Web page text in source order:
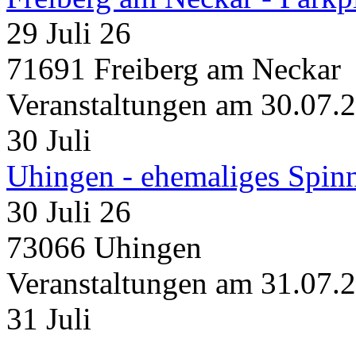
29 Juli 26
71691 Freiberg am Neckar
Veranstaltungen am
30 Juli
Uhingen - ehemaliges
30 Juli 26
73066 Uhingen
Veranstaltungen am
31 Juli